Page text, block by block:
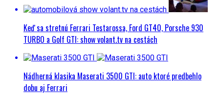
Keď sa stretnú Ferrari Testarossa, Ford GT40, Porsche 930
TURBO a Golf GTI: show volant.tv na cestách
Nádherná klasika Maserati 3500 GTI: auto ktoré predbehlo
dobu aj Ferrari